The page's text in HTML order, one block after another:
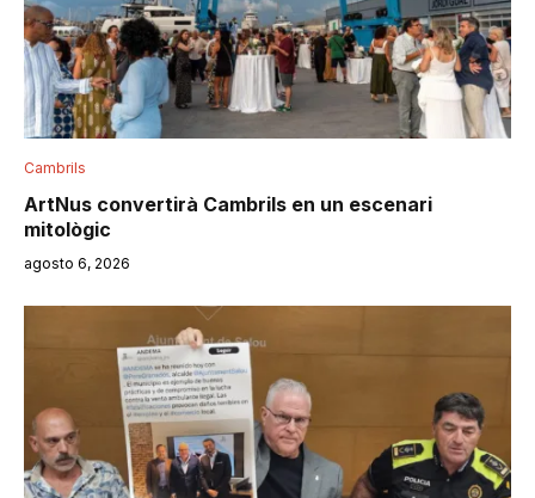
Cambrils
ArtNus convertirà Cambrils en un escenari
mitològic
agosto 6, 2026